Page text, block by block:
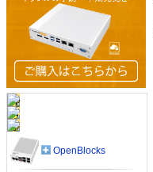
OpenBlocks